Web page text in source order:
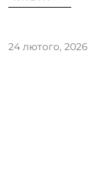
24 лютого, 2026